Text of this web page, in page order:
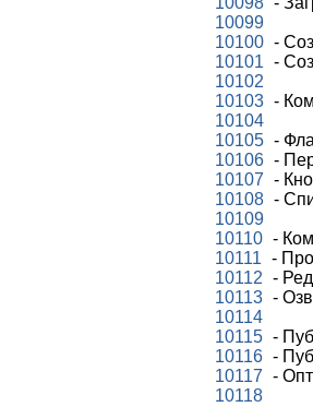
10099
10100 -
10101 -
10102
10103 -
10104
10105 -
10106 -
10107 -
10108 -
10109
10110 -
10111 -
10112 -
10113 -
10114
10115 -
10116 -
10117 -
10118